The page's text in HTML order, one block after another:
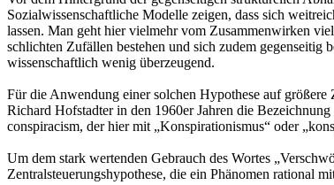
Sozialwissenschaftliche Modelle zeigen, dass sich
lassen. Man geht hier vielmehr vom Zusammenwirken
schlichten Zufällen bestehen und sich zudem gegenseitig
wissenschaftlich wenig überzeugend.
Für die Anwendung einer solchen Hypothese auf
Richard Hofstadter in den 1960er Jahren die
conspiracism, der hier mit „Konspirationismus“ oder
Um dem stark wertenden Gebrauch des Wortes
Zentralsteuerungshypothese, die ein Phänomen rational